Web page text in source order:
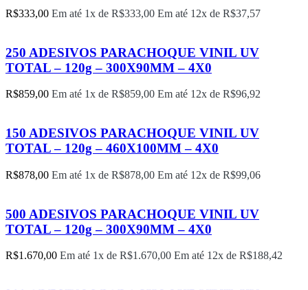
R$333,00 Em até 1x de R$333,00 Em até 12x de R$37,57
250 ADESIVOS PARACHOQUE VINIL UV
TOTAL – 120g – 300X90MM – 4X0
R$859,00 Em até 1x de R$859,00 Em até 12x de R$96,92
150 ADESIVOS PARACHOQUE VINIL UV
TOTAL – 120g – 460X100MM – 4X0
R$878,00 Em até 1x de R$878,00 Em até 12x de R$99,06
500 ADESIVOS PARACHOQUE VINIL UV
TOTAL – 120g – 300X90MM – 4X0
R$1.670,00 Em até 1x de R$1.670,00 Em até 12x de R$188,42